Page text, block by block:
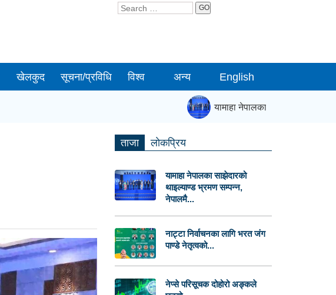
GO
खेलकुद सूचना/प्रविधि विश्व अन्य English
यामाहा नेपालका साझेदारको
ताजा लाेकप्रिय
यामाहा नेपालका साझेदारको
थाइल्याण्ड भ्रमण सम्पन्न,
नेपालमै...
नाट्टा निर्वाचनका लागि भरत जंग
पाण्डे नेतृत्वको...
नेप्से परिसूचक दोहोरो अङ्कले